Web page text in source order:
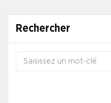
Rechercher